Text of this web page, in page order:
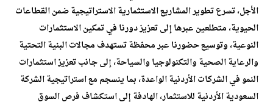
الأجل، تسرع تطوير المشاريع الاستثمارية الاستراتيجية ضمن القطاعات
الحيوية، متطلعين عبرها إلى تعزيز دورنا في تمكين الاستثمارات
النوعية، وتوسيع حضورنا عبر محفظة تستهدف مجالات البنية التحتية
والرعاية الصحية والتكنولوجيا والسياحة، إلى جانب تعزيز استثمارات
النمو في الشركات الأردنية الواعدة، بما ينسجم مع استراتيجية الشركة
السعودية الأردنية للاستثمار، الهادفة إلى استكشاف فرص السوق